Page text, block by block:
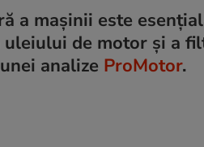
a mașinii este
de motor și a
analize ProMotor.